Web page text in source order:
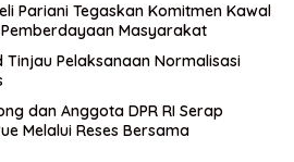
Pariani Tegaskan Komitmen Kawal
Masyarakat
Tinjau Pelaksanaan Normalisasi
dan Anggota DPR RI Serap
Melalui Reses Bersama